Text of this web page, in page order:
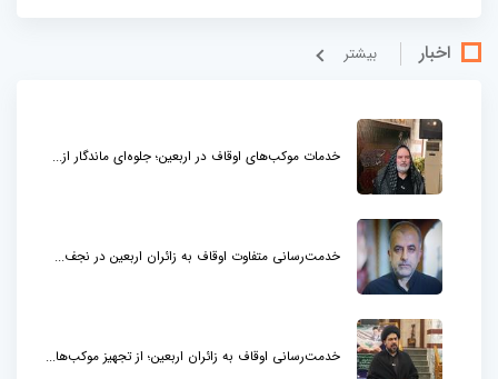
اخبار بيشتر
خدمات موکب‌های اوقاف در اربعین؛ جلوه‌ای ماندگار از...
خدمت‌رسانی متفاوت اوقاف به زائران اربعین در نجف...
خدمت‌رسانی اوقاف به زائران اربعین؛ از تجهیز موکب‌ها...